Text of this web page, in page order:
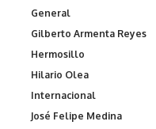
General
Gilberto Armenta Reyes
Hermosillo
Hilario Olea
Internacional
José Felipe Medina